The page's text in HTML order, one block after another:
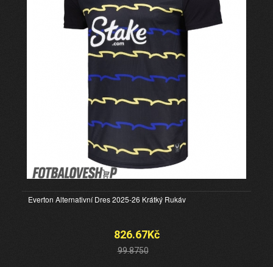
Everton Alternativní Dres 2025-26 Krátký Rukáv
826.67Kč
99.8750